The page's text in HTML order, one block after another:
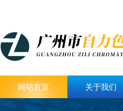
网站首页 关于我们